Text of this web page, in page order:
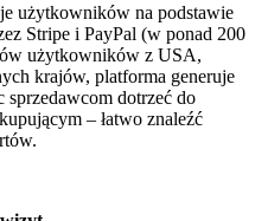
użytkowników na podstawie
Stripe i PayPal (w ponad 200
użytkowników z USA,
krajów, platforma generuje
sprzedawcom dotrzeć do
– łatwo znaleźć